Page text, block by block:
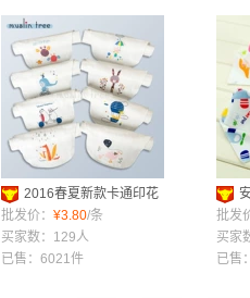
2016春夏新款卡通印花
无荧光宝宝吸汗巾 婴幼儿全
棉垫背吸汗巾
批发价： ¥3.80/条
买家数：129人
已售：6021件
角巾
嘴头
批发
买家
已售